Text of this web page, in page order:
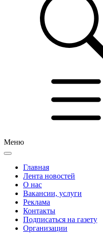
Меню
Главная
Лента новостей
О нас
Вакансии, услуги
Реклама
Контакты
Подписаться на газету
Организации